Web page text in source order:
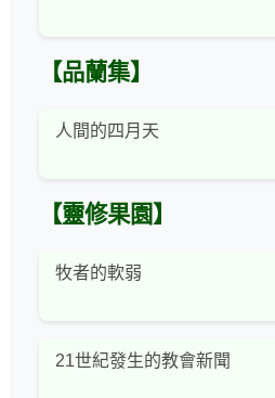
【品蘭集】
人間的四月天
【靈修果園】
牧者的軟弱
21世紀發生的教會新聞